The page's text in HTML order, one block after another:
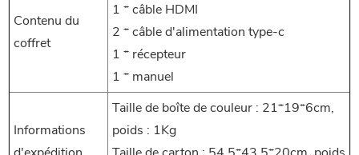
Contenu du
coffret
1 * câble HDMI
2 * câble d'alimentation type-c
1 * récepteur
1 * manuel
Informations
Taille de boîte de couleur : 21*19*6cm,
poids : 1Kg